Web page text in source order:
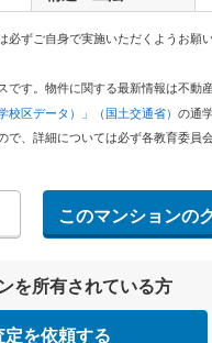
ずご自身で実施いただくようお願い
す。物件に関する最新情報は不動
校区データ）」（国土交通省） の通
、詳細については必ず各教育委員
このマンションの
を所有されている方
を依頼する